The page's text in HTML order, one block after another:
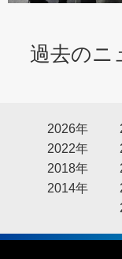
過去のニ
2026年
2022年
2018年
2014年